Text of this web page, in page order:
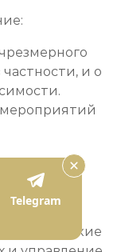
и о
физические
Telegram